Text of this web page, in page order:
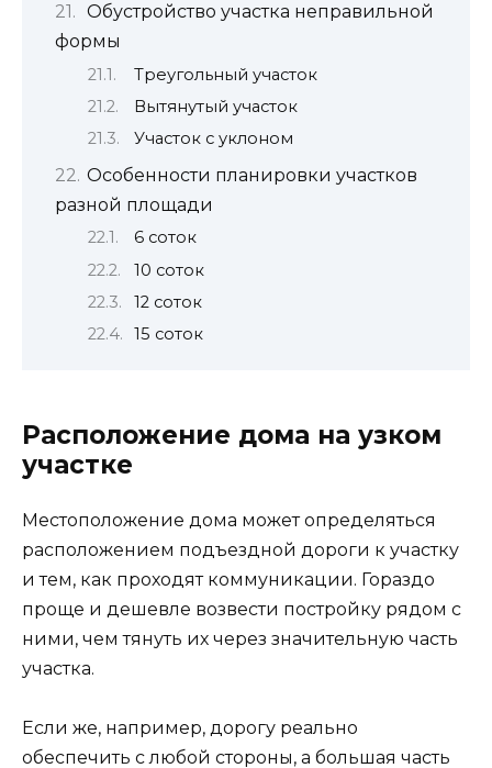
Обустройство участка неправильной
формы
Треугольный участок
Вытянутый участок
Участок с уклоном
Особенности планировки участков
разной площади
6 соток
10 соток
12 соток
15 соток
Расположение дома на узком
участке
Местоположение дома может определяться
расположением подъездной дороги к участку
и тем, как проходят коммуникации. Гораздо
проще и дешевле возвести постройку рядом с
ними, чем тянуть их через значительную часть
участка.
Если же, например, дорогу реально
обеспечить с любой стороны, а большая часть